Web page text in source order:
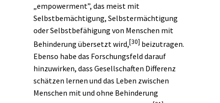
„empowerment”, das meist mit
Selbstbemächtigung, Selbstermächtigung
oder Selbstbefähigung von Menschen mit
Behinderung übersetzt wird,[30] beizutragen.
Ebenso habe das Forschungsfeld darauf
hinzuwirken, dass Gesellschaften Differenz
schätzen lernen und das Leben zwischen
Menschen mit und ohne Behinderung